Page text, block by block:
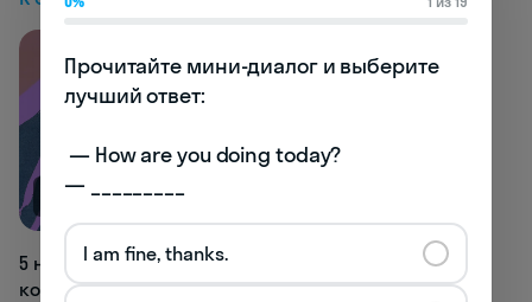
5 неловких ситуаций в английском,
когда предлог все испортил
Прочитайте мини-диалог и выберите
лучший ответ:
— _________
I am fine, thanks.